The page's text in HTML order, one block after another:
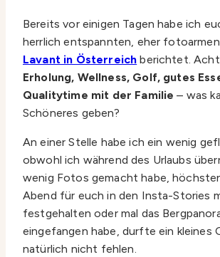
Bereits vor einigen Tagen habe ich
herrlich entspannten, eher fotoarmen
Lavant in Österreich berichtet. Acht
Erholung, Wellness, Golf, gutes
Qualitytime mit der Familie – was
Schöneres geben?
An einer Stelle habe ich ein wenig
obwohl ich während des Urlaubs
wenig Fotos gemacht habe,
Abend für euch in den Insta-Stories
festgehalten oder mal das
eingefangen habe, durfte ein
natürlich nicht fehlen.